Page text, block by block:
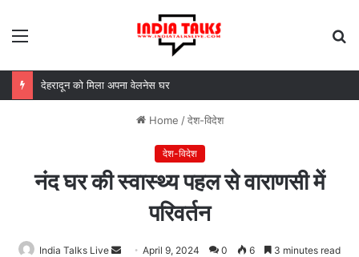
Home / देश-विदेश
देश-विदेश
नंद घर की स्वास्थ्य पहल से वाराणसी में
परिवर्तन
India Talks Live
SendApril 9, 2024 0 6 3 minutes read